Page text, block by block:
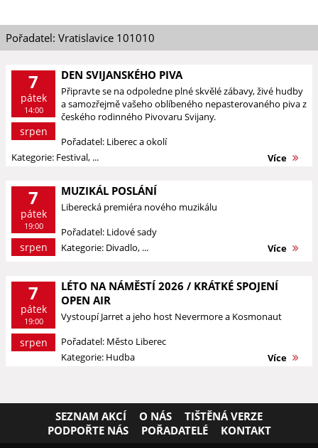
Pořadatel: Vratislavice 101010
7
pátek
14:00
srpen
DEN SVIJANSKÉHO PIVA
Připravte se na odpoledne plné skvělé zábavy, živé hudby
a samozřejmě vašeho oblíbeného nepasterovaného piva z
českého rodinného Pivovaru Svijany.
Pořadatel: Liberec a okolí
Kategorie: Festival, ...
Více
7
pátek
19:00
srpen
MUZIKÁL POSLÁNÍ
Liberecká premiéra nového muzikálu
Pořadatel: Lidové sady
Kategorie: Divadlo, ...
Více
7
pátek
19:00
srpen
LÉTO NA NÁMĚSTÍ 2026 / KRÁTKÉ SPOJENÍ
OPEN AIR
Vystoupí Jarret a jeho host Nevermore a Kosmonaut
Pořadatel: Město Liberec
Kategorie: Hudba
Více
SEZNAM AKCÍ O NÁS
TIŠTĚNÁ VERZE
PODPOŘTE NÁS
POŘADATELÉ KONTAKT